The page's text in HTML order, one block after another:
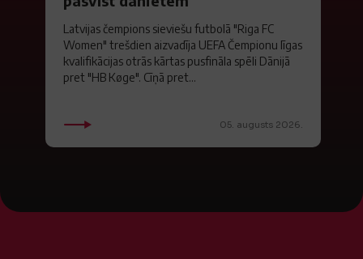
Latvijas čempions sieviešu futbolā "Riga FC
Women" trešdien aizvadīja UEFA Čempionu līgas
kvalifikācijas otrās kārtas pusfināla spēli Dānijā
pret "HB Køge". Cīņā pret...
05. augusts 2026.